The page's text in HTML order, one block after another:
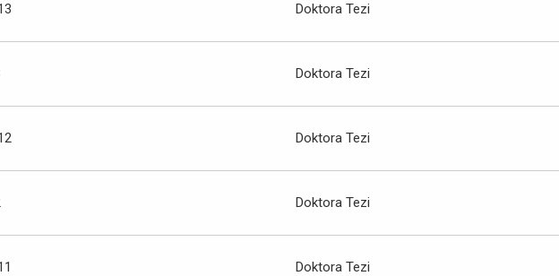
Doktora Tezi
Doktora Tezi
Doktora Tezi
Doktora Tezi
Doktora Tezi